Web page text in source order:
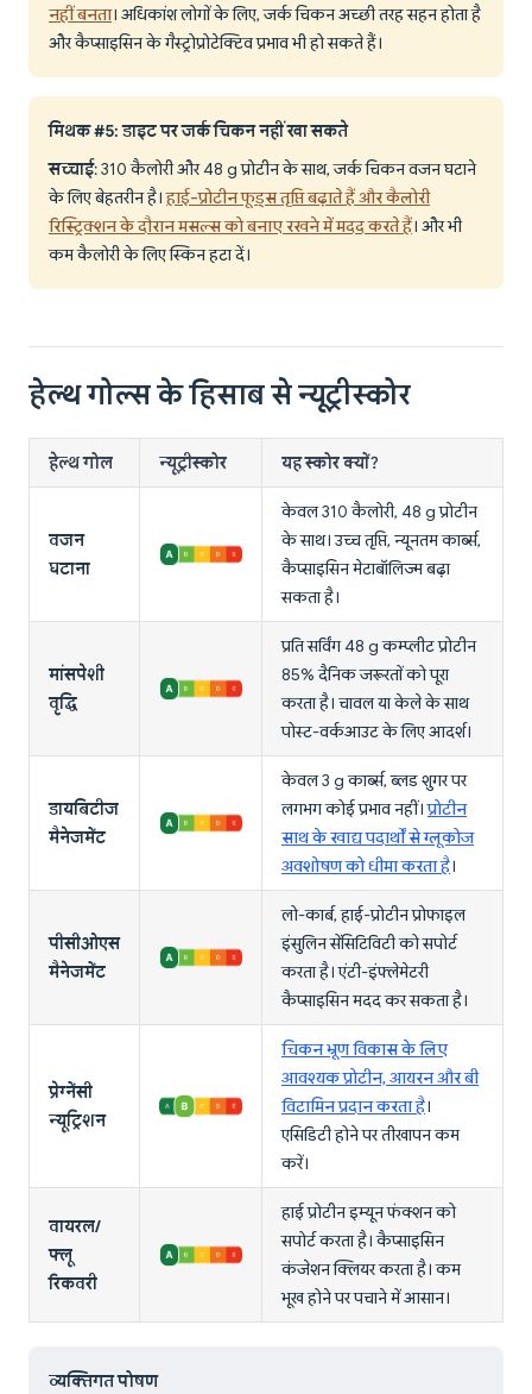
नहीं बनता। अधिकांश लोगों के लिए, जर्क चिकन अच्छी तरह सहन होता है
और कैप्साइसिन के गैस्ट्रोप्रोटेक्टिव प्रभाव भी हो सकते हैं।
मिथक #5: डाइट पर जर्क चिकन नहीं खा सकते
सच्चाई: 310 कैलोरी और 48 g प्रोटीन के साथ, जर्क चिकन वजन घटाने
के लिए बेहतरीन है।हाई-प्रोटीन फूड्स तृप्ति बढ़ाते हैं और कैलोरी
रिस्ट्रिक्शन के दौरान मसल्स को बनाए रखने में मदद करते हैं। और भी
कम कैलोरी के लिए स्किन हटा दें।
हेल्थ गोल्स के हिसाब से न्यूट्रीस्कोर
हेल्थ गोल न्यूट्रीस्कोर यह स्कोर क्यों?
वजन
घटाना
केवल 310 कैलोरी, 48 g प्रोटीन
के साथ। उच्च तृप्ति, न्यूनतम कार्ब्स,
कैप्साइसिन मेटाबॉलिज्म बढ़ा
सकता है।
मांसपेशी
वृद्धि
प्रति सर्विंग 48 g कम्प्लीट प्रोटीन
85% दैनिक जरूरतों को पूरा
करता है। चावल या केले के साथ
पोस्ट-वर्कआउट के लिए आदर्श।
डायबिटीज
मैनेजमेंट
केवल 3 g कार्ब्स, ब्लड शुगर पर
लगभग कोई प्रभाव नहीं।प्रोटीन
साथ के खाद्य पदार्थों से ग्लूकोज
अवशोषण को धीमा करता है।
पीसीओएस
मैनेजमेंट
लो-कार्ब, हाई-प्रोटीन प्रोफाइल
इंसुलिन सेंसिटिविटी को सपोर्ट
करता है। एंटी-इंफ्लेमेटरी
कैप्साइसिन मदद कर सकता है।
प्रेग्नेंसी
न्यूट्रिशन
चिकन भ्रूण विकास के लिए
आवश्यक प्रोटीन, आयरन और बी
विटामिन प्रदान करता है।
एसिडिटी होने पर तीखापन कम
करें।
वायरल/
फ्लू
रिकवरी
हाई प्रोटीन इम्यून फंक्शन को
सपोर्ट करता है। कैप्साइसिन
कंजेशन क्लियर करता है। कम
भूख होने पर पचाने में आसान।
व्यक्तिगत पोषण